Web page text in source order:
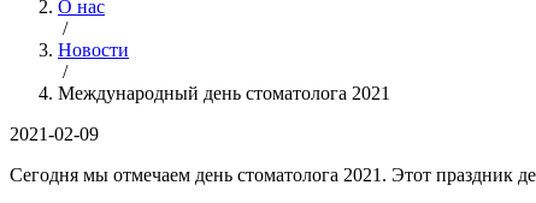
О нас
/
Новости
/
Международный день стоматолога 2021
2021-02-09
Сегодня мы отмечаем день стоматолога 2021. Этот праздник